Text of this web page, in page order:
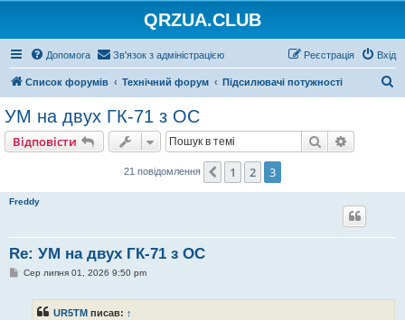
QRZUA.CLUB
Допомога Зв'язок з адміністрацією Вхід
Реєстрація
Список форумів Технічний форум Підсилювачі потужності
УМ на двух ГК-71 з ОС
Відповісти Пошук
21 повідомлення Поперед.
1 2 3
Freddy
Re: УМ на двух ГК-71 з ОС
ПСер липня 01, 2026 9:50 pm
UR5TM писав: ↑